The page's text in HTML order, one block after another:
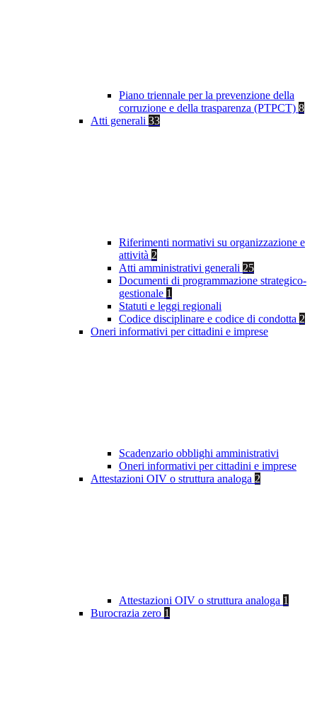
Piano triennale per la prevenzione della
corruzione e della trasparenza (PTPCT) 8
Atti generali 33
Riferimenti normativi su organizzazione e
attività 2
Atti amministrativi generali 25
Documenti di programmazione strategico-
gestionale 1
Statuti e leggi regionali
Codice disciplinare e codice di condotta 2
Oneri informativi per cittadini e imprese
Scadenzario obblighi amministrativi
Oneri informativi per cittadini e imprese
Attestazioni OIV o struttura analoga 2
Attestazioni OIV o struttura analoga 1
Burocrazia zero 1